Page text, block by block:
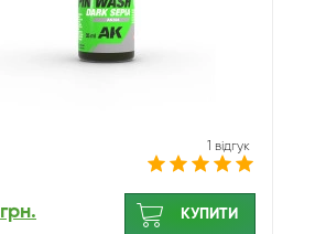
1 відгук
грн. КУПИТИ